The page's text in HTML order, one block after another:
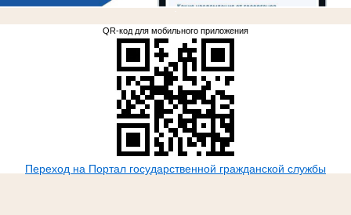
.
QR-код для мобильного приложения
Переход на Портал государственной гражданской службы